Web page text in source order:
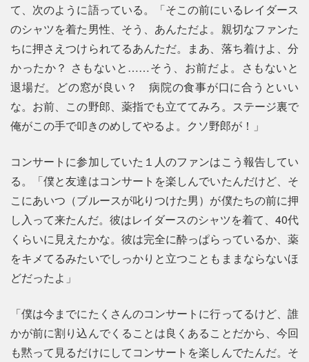
て、次のように語っている。「そこの前にいるレイダース
のシャツを着た男性、そう、あんただよ。親切なファンた
ちに押さえつけられてるあんただ。まあ、落ち着けよ、分
かったか？ さもないと……そう、お前だよ。さもないと
退場だ。どの窓が良い？ 病院の食事が口に合うといい
な。お前、この野郎、薬指でも立ててみろ。ステージ裏で
俺がこの手で叩きのめしてやるよ。クソ野郎が！」
コンサートに参加していた１人のファンはこう報告してい
る。「僕と友達はコンサートを楽しんでいたんだけど、そ
こにあいつ（ブルースが叱りつけた男）が僕たちの前に押
し入って来たんだ。彼はレイダースのシャツを着て、40代
くらいに見えたかな。彼は完全に酔っぱらっているか、薬
をキメてるみたいでしっかりと立つこともままならないほ
どだったよ」
「僕は今までにたくさんのコンサートに行ってるけど、誰
かが前に割り込んでくることは良くあることだから、今回
も黙って見るだけにしてコンサートを楽しんでたんだ。そ